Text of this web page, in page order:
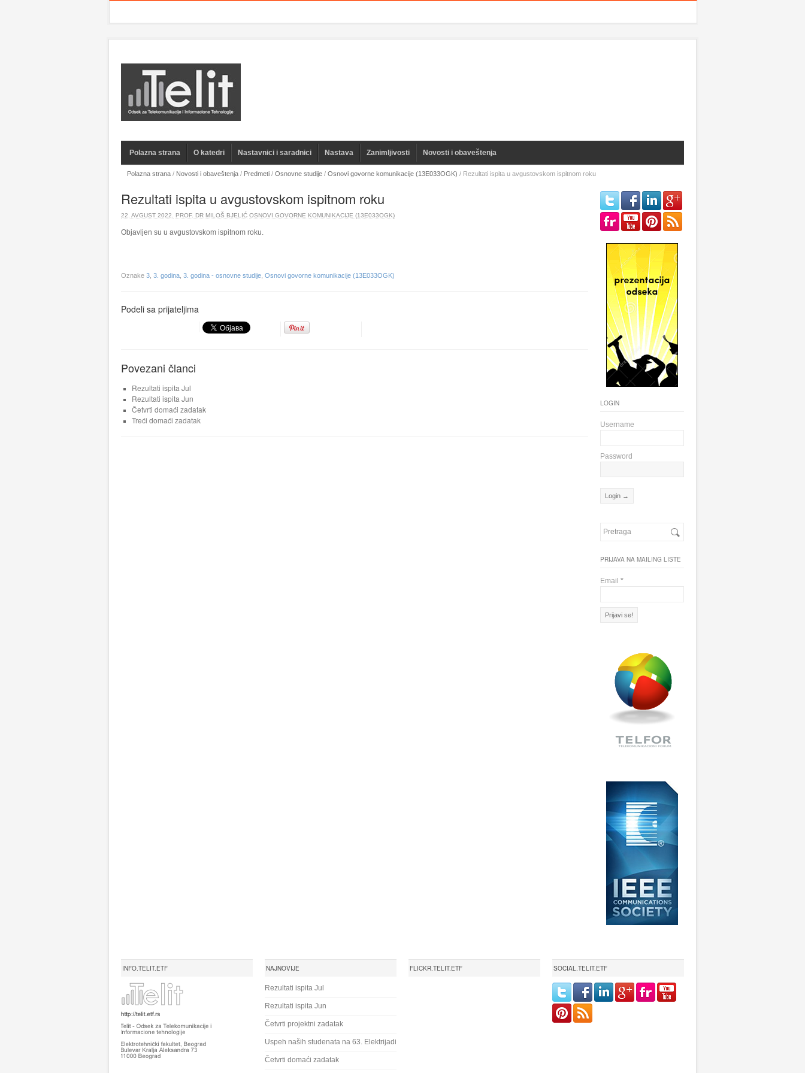
Polazna strana O katedri Nastavnici i saradnici Nastava Zanimljivosti Novosti i obaveštenja
Polazna strana / Novosti i obaveštenja / Predmeti / Osnovne studije / Osnovi govorne komunikacije (13E033OGK) / Rezultati ispita u avgustovskom ispitnom roku
Rezultati ispita u avgustovskom ispitnom roku
22. AVGUST 2022. PROF. DR MILOŠ BJELIĆ OSNOVI GOVORNE KOMUNIKACIJE (13E033OGK)
Objavljen su u avgustovskom ispitnom roku.
Oznake 3 3. godina 3. godina - osnovne studije Osnovi govorne komunikacije (13E033OGK)
Podeli sa prijateljima
Povezani članci
Rezultati ispita Jul
Rezultati ispita Jun
Četvrti domaći zadatak
Treći domaći zadatak
LOGIN
Username
Password
PRIJAVA NA MAILING LISTE
Email *
INFO.TELIT.ETF NAJNOVIJE
Rezultati ispita Jul
Rezultati ispita Jun
Četvrti projektni zadatak
Uspeh naših studenata na 63. Elektrijadi
Četvrti domaći zadatak
FLICKR.TELIT.ETF SOCIAL.TELIT.ETF